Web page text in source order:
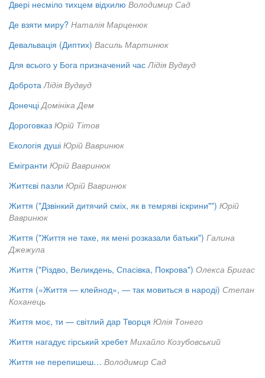
Двері несміло тихцем відхилю Володимир Сад
Де взяти миру? Наталія Марценюк
Девальвація (Диптих) Василь Мартинюк
Для всього у Бога призначений час Лідія Вудвуд
Доброта Лідія Вудвуд
Донечці Домініка Дем
Дороговказ Юрій Тітов
Екологія душі Юрій Вавринюк
Емігранти Юрій Вавринюк
Життєві пазли Юрій Вавринюк
Життя ("Дзвінкий дитячий сміх, як в темряві іскрини"") Юрій
Вавринюк
Життя ("Життя не таке, як мені розказали батьки") Галина
Джежула
Життя ("Різдво, Великдень, Спасівка, Покрова") Олекса Бригас
Життя («Життя — клейнод», — так мовиться в народі) Степан
Коханець
Життя моє, ти — світлий дар Творця Юлія Тонего
Життя нагадує гірський хребет Михайло Козубовський
Життя не перепишеш… Володимир Сад